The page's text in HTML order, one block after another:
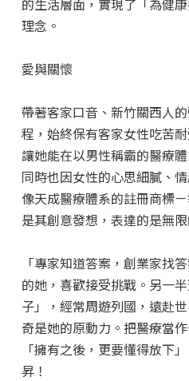
理念。
愛與關懷
帶著客家口音、新竹關西人
程，始終保有客家女性吃苦
讓她能在以男性稱霸的醫療
同時也因女性的心思細膩、
像天成醫療體系的註冊商標
是其創意發想，表達的是無
「專家知道答案，創業家找
的她，喜歡接受挑戰。另一
子」，經常周遊列國，遠赴
奇是她的原動力。把醫療當
「擁有之後，更要懂得放下
昇！